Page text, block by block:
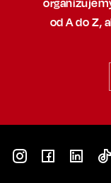
od A do Z,